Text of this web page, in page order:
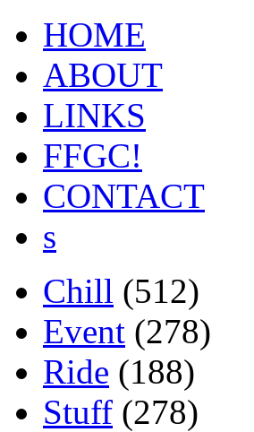
HOME
ABOUT
LINKS
FFGC!
CONTACT
s
Chill (512)
Event (278)
Ride (188)
Stuff (278)